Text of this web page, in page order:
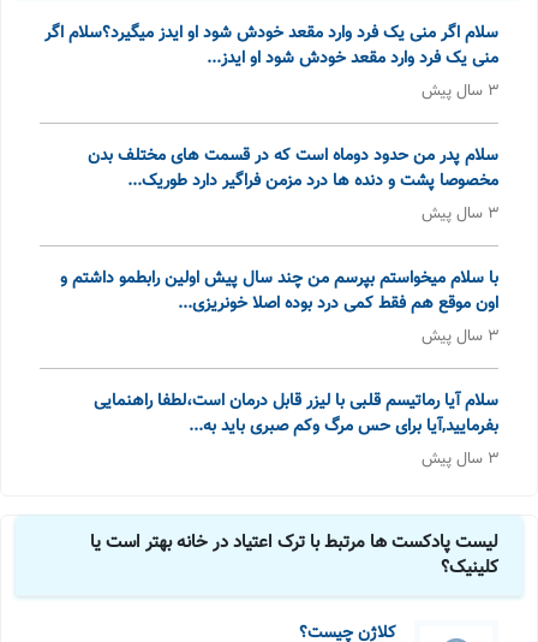
سلام اگر منی یک فرد وارد مقعد خودش شود او ایدز میگیرد؟سلام اگر
منی یک فرد وارد مقعد خودش شود او ایدز...
3 سال پیش
سلام پدر من حدود دوماه است که در قسمت های مختلف بدن
مخصوصا پشت و دنده ها درد مزمن فراگیر دارد طوریک...
3 سال پیش
با سلام میخواستم بپرسم من چند سال پیش اولین رابطمو داشتم و
اون موقع هم فقط کمی درد بوده اصلا خونریزی...
3 سال پیش
سلام آیا رماتیسم قلبی با لیزر قابل درمان است،لطفا راهنمایی
بفرمایید,آیا برای حس مرگ وکم صبری باید به...
3 سال پیش
لیست پادکست ها مرتبط با ترک اعتیاد در خانه بهتر است یا
کلینیک؟
کلاژن چیست؟